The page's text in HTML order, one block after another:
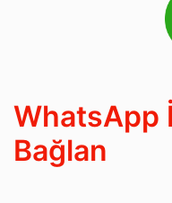
WhatsApp
Bağlan